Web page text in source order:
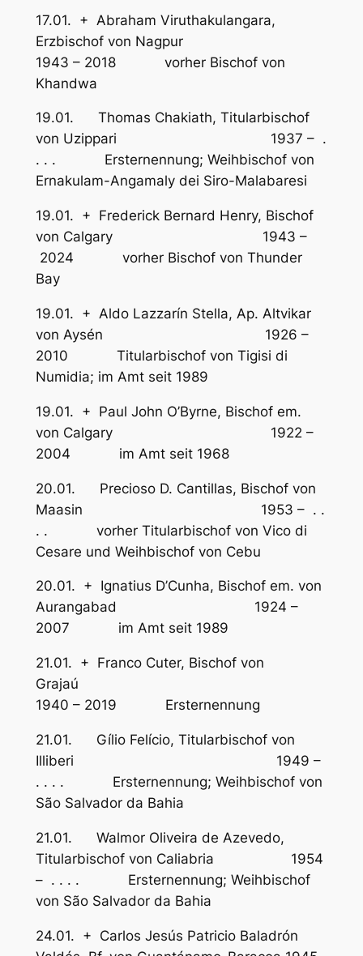
17.01. + Abraham Viruthakulangara,
Erzbischof von Nagpur
1943 – 2018 vorher Bischof von
Khandwa
19.01. Thomas Chakiath, Titularbischof
von Uzippari 1937 – .
. . . Ersternennung; Weihbischof von
Ernakulam-Angamaly dei Siro-Malabaresi
19.01. + Frederick Bernard Henry, Bischof
von Calgary 1943 –
2024 vorher Bischof von Thunder
Bay
19.01. + Aldo Lazzarín Stella, Ap. Altvikar
von Aysén 1926 –
2010 Titularbischof von Tigisi di
Numidia; im Amt seit 1989
19.01. + Paul John O’Byrne, Bischof em.
von Calgary 1922 –
2004 im Amt seit 1968
20.01. Precioso D. Cantillas, Bischof von
Maasin 1953 – . .
. . vorher Titularbischof von Vico di
Cesare und Weihbischof von Cebu
20.01. + Ignatius D’Cunha, Bischof em. von
Aurangabad 1924 –
2007 im Amt seit 1989
21.01. + Franco Cuter, Bischof von
Grajaú
1940 – 2019 Ersternennung
21.01. Gílio Felício, Titularbischof von
Illiberi 1949 –
. . . . Ersternennung; Weihbischof von
São Salvador da Bahia
21.01. Walmor Oliveira de Azevedo,
Titularbischof von Caliabria 1954
– . . . . Ersternennung; Weihbischof
von São Salvador da Bahia
24.01. + Carlos Jesús Patricio Baladrón